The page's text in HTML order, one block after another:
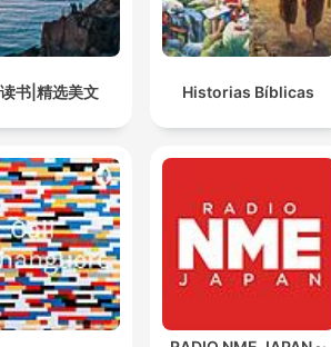
书|精选美文 Historias Bíblicas